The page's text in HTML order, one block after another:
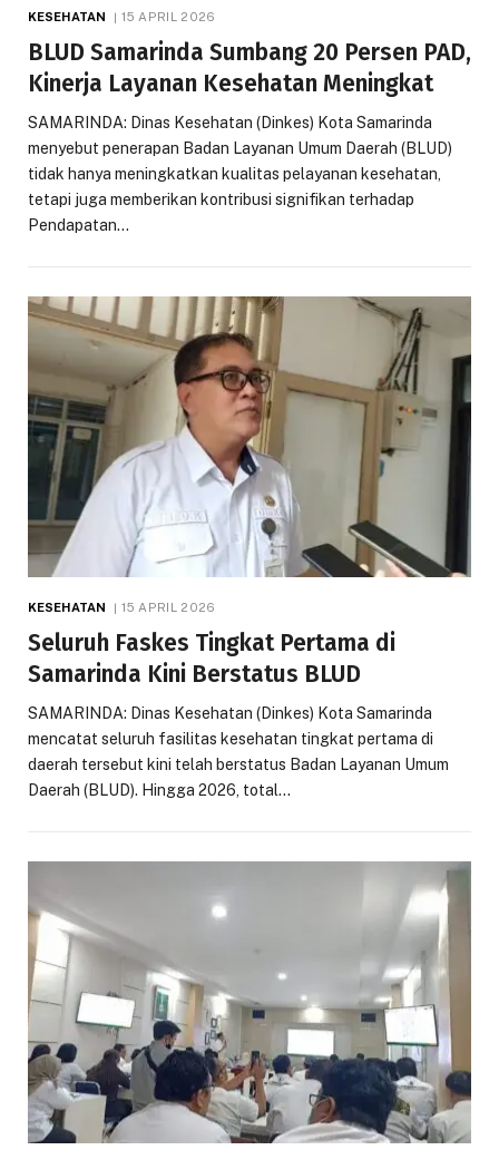
KESEHATAN 15 APRIL 2026
BLUD Samarinda Sumbang 20 Persen PAD,
Kinerja Layanan Kesehatan Meningkat
SAMARINDA: Dinas Kesehatan (Dinkes) Kota Samarinda
menyebut penerapan Badan Layanan Umum Daerah (BLUD)
tidak hanya meningkatkan kualitas pelayanan kesehatan,
tetapi juga memberikan kontribusi signifikan terhadap
Pendapatan…
KESEHATAN 15 APRIL 2026
Seluruh Faskes Tingkat Pertama di
Samarinda Kini Berstatus BLUD
SAMARINDA: Dinas Kesehatan (Dinkes) Kota Samarinda
mencatat seluruh fasilitas kesehatan tingkat pertama di
daerah tersebut kini telah berstatus Badan Layanan Umum
Daerah (BLUD). Hingga 2026, total…